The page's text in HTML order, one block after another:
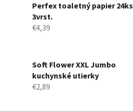
Perfex toaletný papier 24ks
3vrst.
€4,39
Soft Flower XXL Jumbo
kuchynské utierky
€2,89